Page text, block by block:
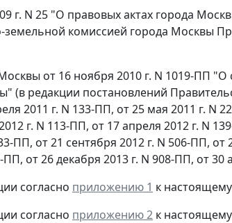
г. N 25 "О правовых актах города
комиссией города Москвы
от 16 ноября 2010 г. N 1019-ПП "О
(в редакции постановлений
2011 г. N 133-ПП, от 25 мая 2011 г. N
г. N 113-ПП, от 17 апреля 2012 г. N
ПП, от 21 сентября 2012 г. N 506-ПП, от
от 26 декабря 2013 г. N 908-ПП, от 30
согласно приложению 1 к
согласно приложению 2 к